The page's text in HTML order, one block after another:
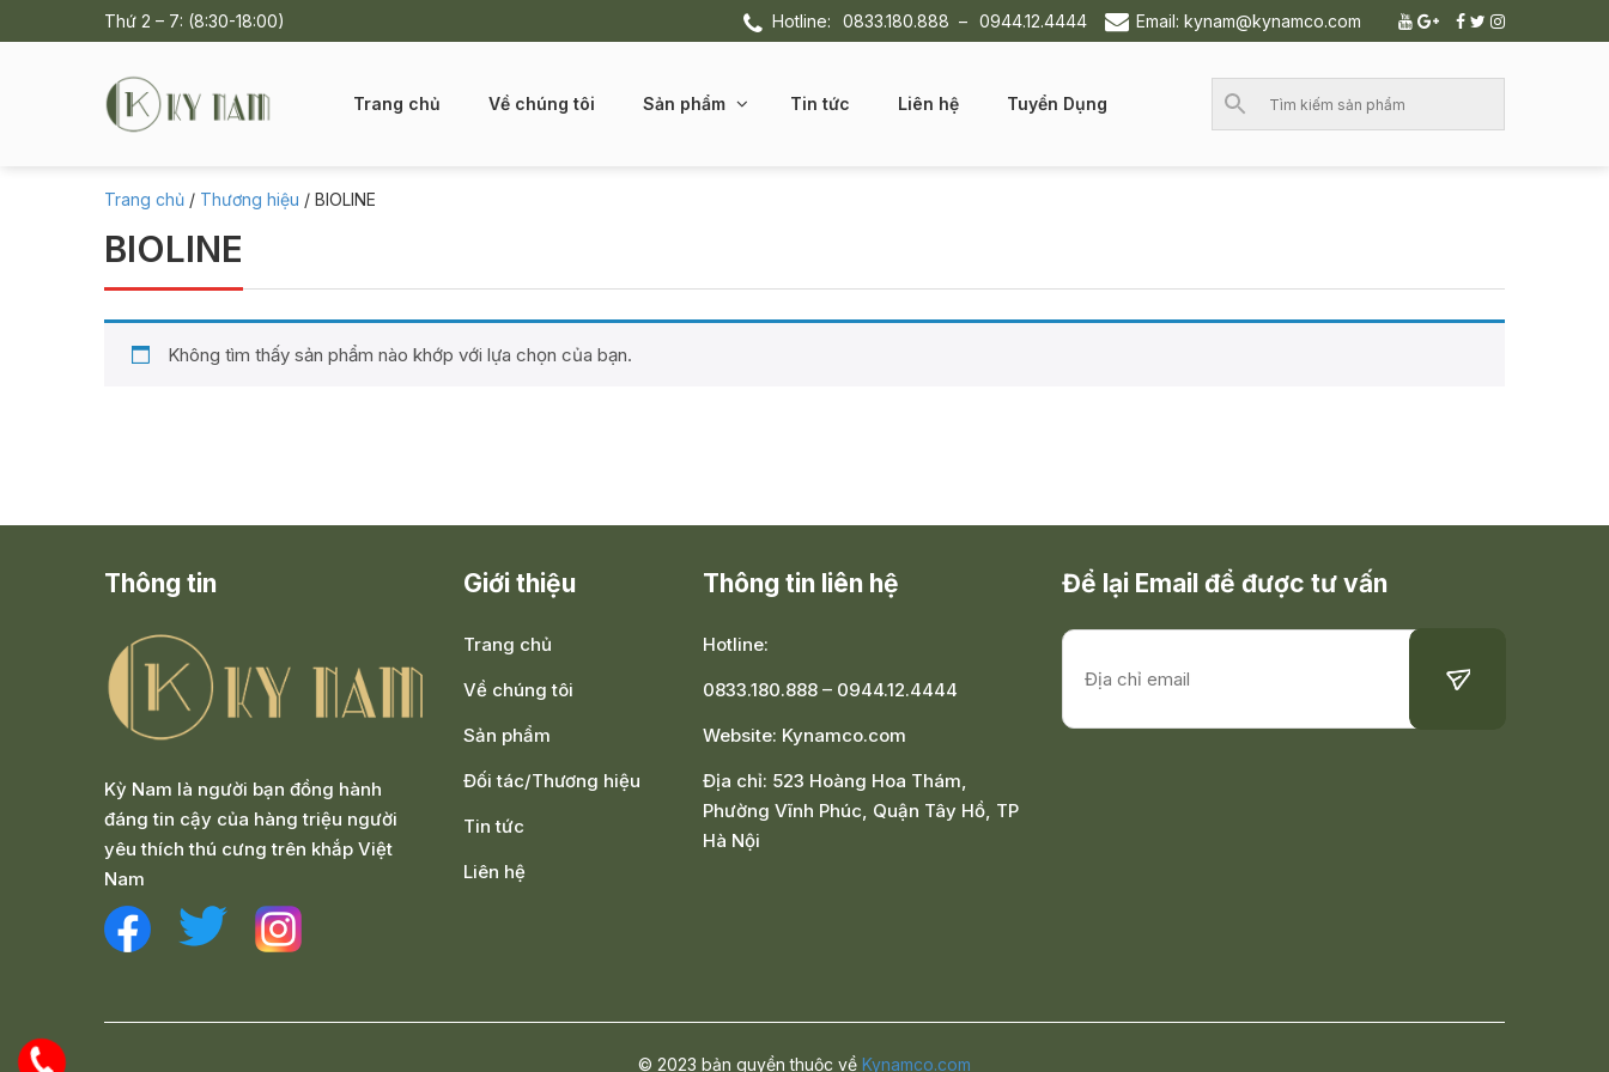
Thứ 2 – 7: (8:30-18:00) Hotline: 0833.180.888 – 0944.12.4444 Email: kynam@kynamco.com
Trang chủ Về chúng tôi Sản phẩm Tin tức Liên hệ Tuyển Dụng
Trang chủ / Thương hiệu / BIOLINE
BIOLINE
Không tìm thấy sản phẩm nào khớp với lựa chọn của bạn.
Thông tin
Kỳ Nam là người bạn đồng hành
đáng tin cậy của hàng triệu người
yêu thích thú cưng trên khắp Việt
Nam
Giới thiệu
Trang chủ
Về chúng tôi
Sản phẩm
Đối tác/Thương hiệu
Tin tức
Liên hệ
Thông tin liên hệ
Hotline:
0833.180.888 – 0944.12.4444
Website: Kynamco.com
Địa chỉ: 523 Hoàng Hoa Thám,
Phường Vĩnh Phúc, Quận Tây Hồ, TP
Hà Nội
Để lại Email để được tư vấn
© 2023 bản quyền thuộc về Kynamco.com